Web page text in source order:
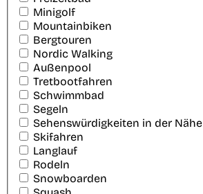
Minigolf
Mountainbiken
Bergtouren
Nordic Walking
Außenpool
Tretbootfahren
Schwimmbad
Segeln
Sehenswürdigkeiten in der Nähe
Skifahren
Langlauf
Rodeln
Snowboarden